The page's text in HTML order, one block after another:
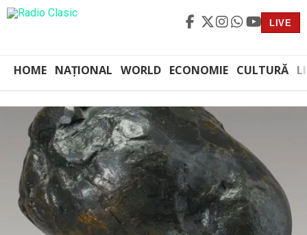
LIVE
HOME NAȚIONAL WORLD ECONOMIE CULTURĂ